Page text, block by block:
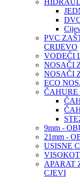
PVC
CRIJEVO
VODEČI
NOSAČI
NOSAČI
ECO
ČAHURE
9mm -
21mm -
USISNE
APARAT
CJEVI